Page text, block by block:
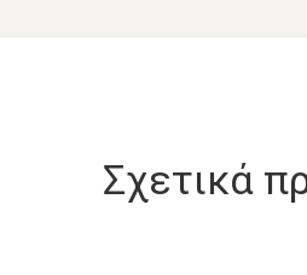
Σχετικά